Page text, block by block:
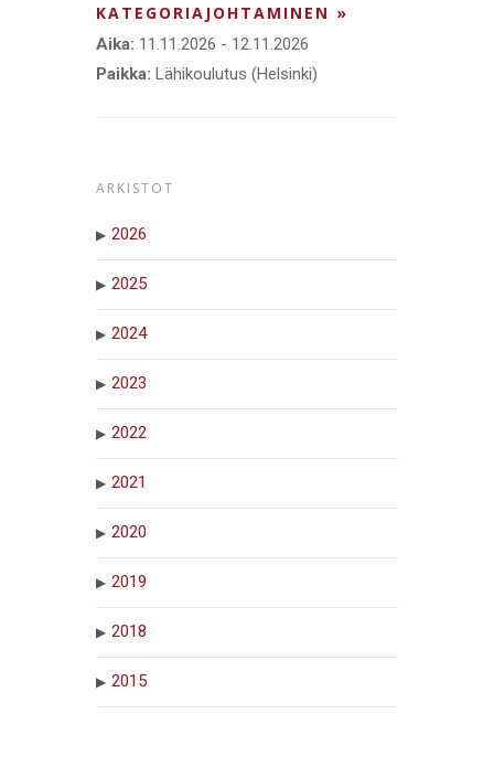
KATEGORIAJOHTAMINEN »
Aika: 11.11.2026 - 12.11.2026
Paikka: Lähikoulutus (Helsinki)
ARKISTOT
2026
2025
2024
2023
2022
2021
2020
2019
2018
2015